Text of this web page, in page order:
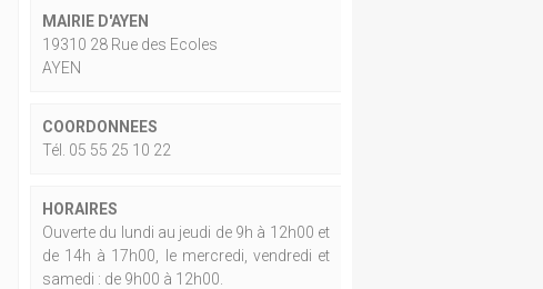
MAIRIE D'AYEN
19310 28 Rue des Ecoles
AYEN
COORDONNEES
Tél. 05 55 25 10 22
HORAIRES
Ouverte du lundi au jeudi de 9h à 12h00 et
de 14h à 17h00, le mercredi, vendredi et
samedi : de 9h00 à 12h00.